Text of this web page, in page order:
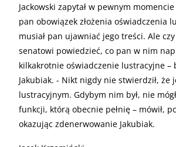
Jackowski zapytał w pewnym
pan obowiązek złożenia oświadczenia
musiał pan ujawniać jego treści. Ale
senatowi powiedzieć, co pan w nim
kilkakrotnie oświadczenie lustracyjne –
Jakubiak. - Nikt nigdy nie stwierdził, że
lustracyjnym. Gdybym nim był, nie
funkcji, którą obecnie pełnię – mówił,
okazując zdenerwowanie Jakubiak.